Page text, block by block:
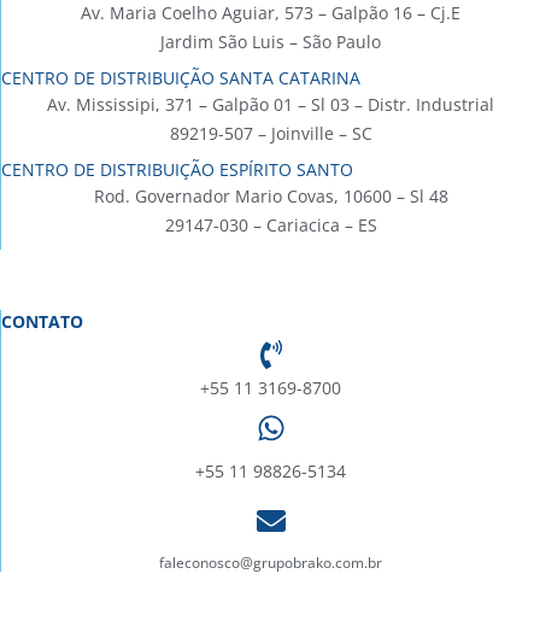
Av. Maria Coelho Aguiar, 573 – Galpão 16 – Cj.E
Jardim São Luis – São Paulo
CENTRO DE DISTRIBUIÇÃO SANTA CATARINA
Av. Mississipi, 371 – Galpão 01 – Sl 03 – Distr. Industrial
89219-507 – Joinville – SC
CENTRO DE DISTRIBUIÇÃO ESPÍRITO SANTO
Rod. Governador Mario Covas, 10600 – Sl 48
29147-030 – Cariacica – ES
CONTATO
+55 11 3169-8700
+55 11 98826-5134
faleconosco@grupobrako.com.br